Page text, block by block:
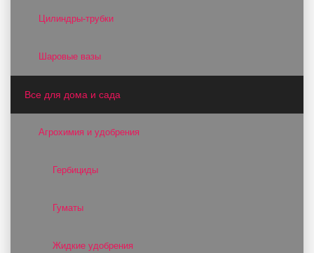
Цилиндры-трубки
Шаровые вазы
Все для дома и сада
Агрохимия и удобрения
Гербициды
Гуматы
Жидкие удобрения